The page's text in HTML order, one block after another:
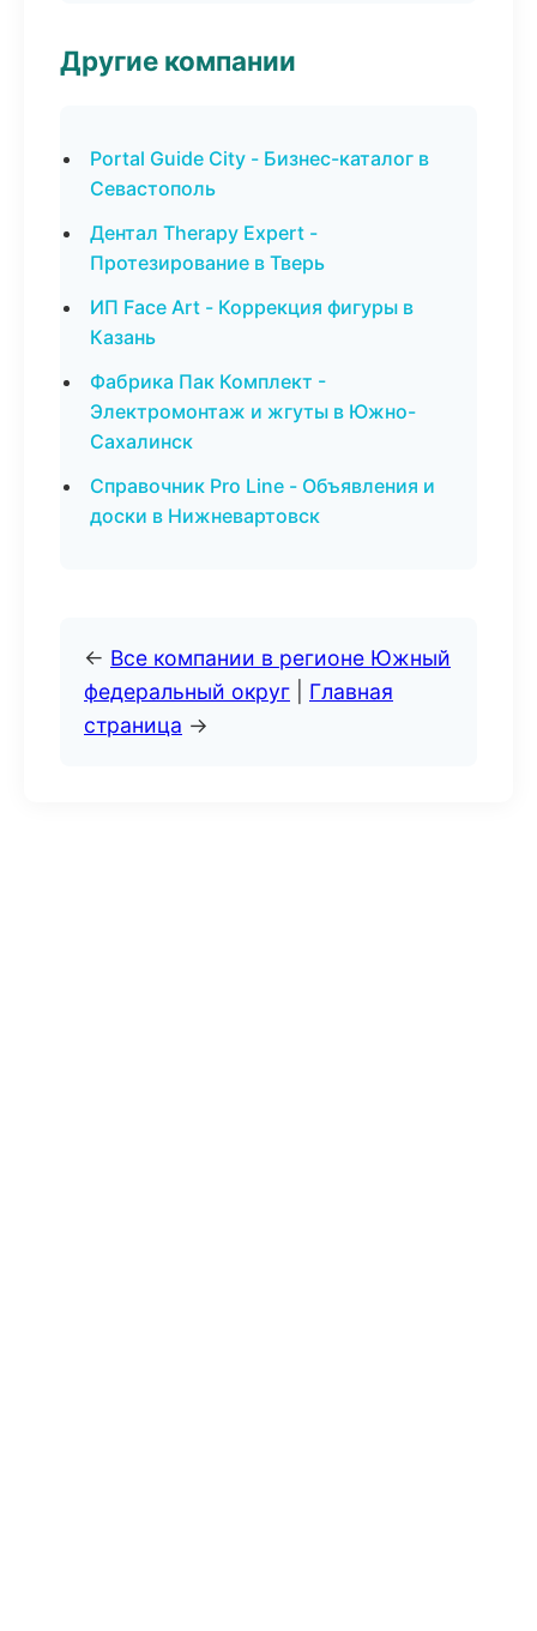
Другие компании
Portal Guide City - Бизнес-каталог в
Севастополь
Дентал Therapy Expert -
Протезирование в Тверь
ИП Face Art - Коррекция фигуры в
Казань
Фабрика Пак Комплект -
Электромонтаж и жгуты в Южно-
Сахалинск
Справочник Pro Line - Объявления и
доски в Нижневартовск
← Все компании в регионе Южный
федеральный округ
Главная
страница →